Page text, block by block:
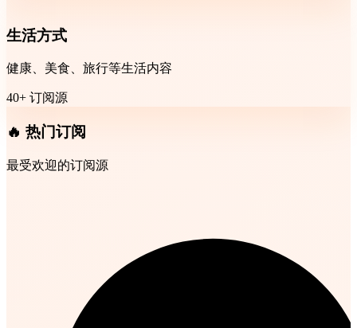
生活方式
健康、美食、旅行等生活内容
40+ 订阅源
🔥 热门订阅
最受欢迎的订阅源